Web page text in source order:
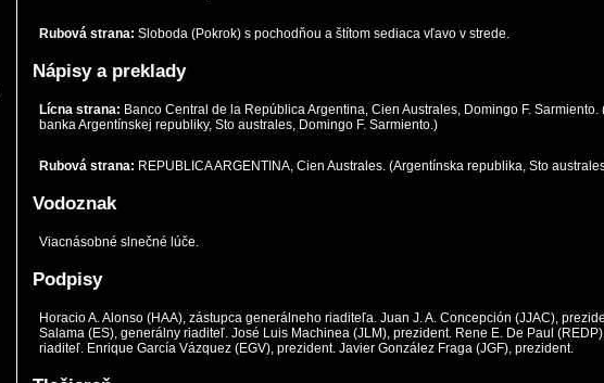
Rubová strana: Sloboda (Pokrok) s pochodňou a štítom sediaca vľavo v strede.
Nápisy a preklady
Lícna strana: Banco Central de la República Argentina, Cien Australes, Domingo F. Sarmiento.
banka Argentínskej republiky, Sto australes, Domingo F. Sarmiento.)
Rubová strana: REPUBLICA ARGENTINA, Cien Australes. (Argentínska republika, Sto
Vodoznak
Viacnásobné slnečné lúče.
Podpisy
Horacio A. Alonso (HAA), zástupca generálneho riaditeľa. Juan J. A. Concepción (JJAC),
Salama (ES), generálny riaditeľ. José Luis Machinea (JLM), prezident. Rene E. De Paul
riaditeľ. Enrique García Vázquez (EGV), prezident. Javier González Fraga (JGF), prezident.